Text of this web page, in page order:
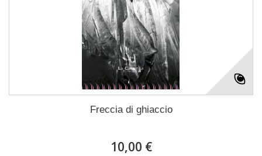
Freccia di ghiaccio
10,00 €